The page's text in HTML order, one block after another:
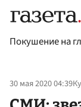
Покушение на
30 мая 2020 04:39